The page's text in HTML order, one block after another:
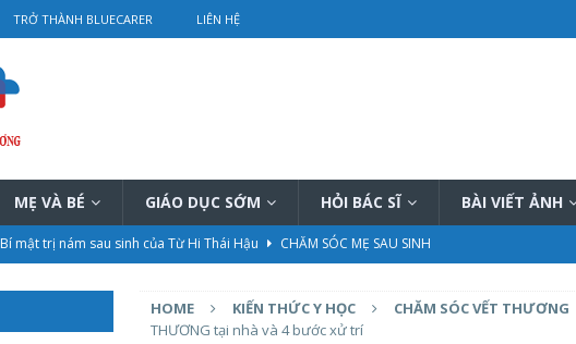
TRỞ THÀNH BLUECARER LIÊN HỆ
MẸ VÀ BÉ GIÁO DỤC SỚM HỎI BÁC SĨ BÀI VIẾT ẢNH
Bí mật trị nám sau sinh của Từ Hi Thái Hậu
CHĂM SÓC MẸ SAU SINH
Chi tiết bảng giá dịch vụ thông tắc tia sữa tại nhà tốt nhất hiện nay
PHƯƠNG PHÁP THÔNG
HOME KIẾN THỨC Y HỌC CHĂM SÓC VẾT THƯƠNG
THƯƠNG tại nhà và 4 bước xử trí